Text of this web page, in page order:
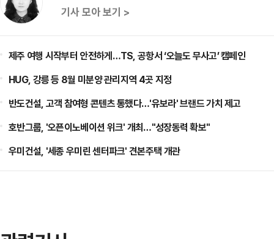
기사 모아 보기 >
제주 여행 시작부터 안전하게…TS, 공항서 ‘오늘도 무사고’ 캠페인
HUG, 강릉 등 8월 미분양 관리지역 4곳 지정
반도건설, 고객 참여형 콘텐츠 통했다…'유보라' 브랜드 가치 제고
호반그룹, '오픈이노베이션 위크' 개최…"성장동력 확보"
우미건설, '세종 우미린 센터파크' 견본주택 개관